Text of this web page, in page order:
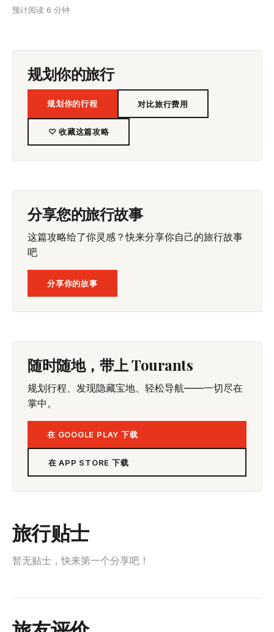
预计阅读 6 分钟
规划你的旅行
规划你的行程 对比旅行费用
♡ 收藏这篇攻略
分享您的旅行故事
这篇攻略给了你灵感？快来分享你自己的旅行故事
吧
分享你的故事
随时随地，带上 Tourants
规划行程、发现隐藏宝地、轻松导航——一切尽在
掌中。
在 GOOGLE PLAY 下载
在 APP STORE 下载
旅行贴士
暂无贴士，快来第一个分享吧！